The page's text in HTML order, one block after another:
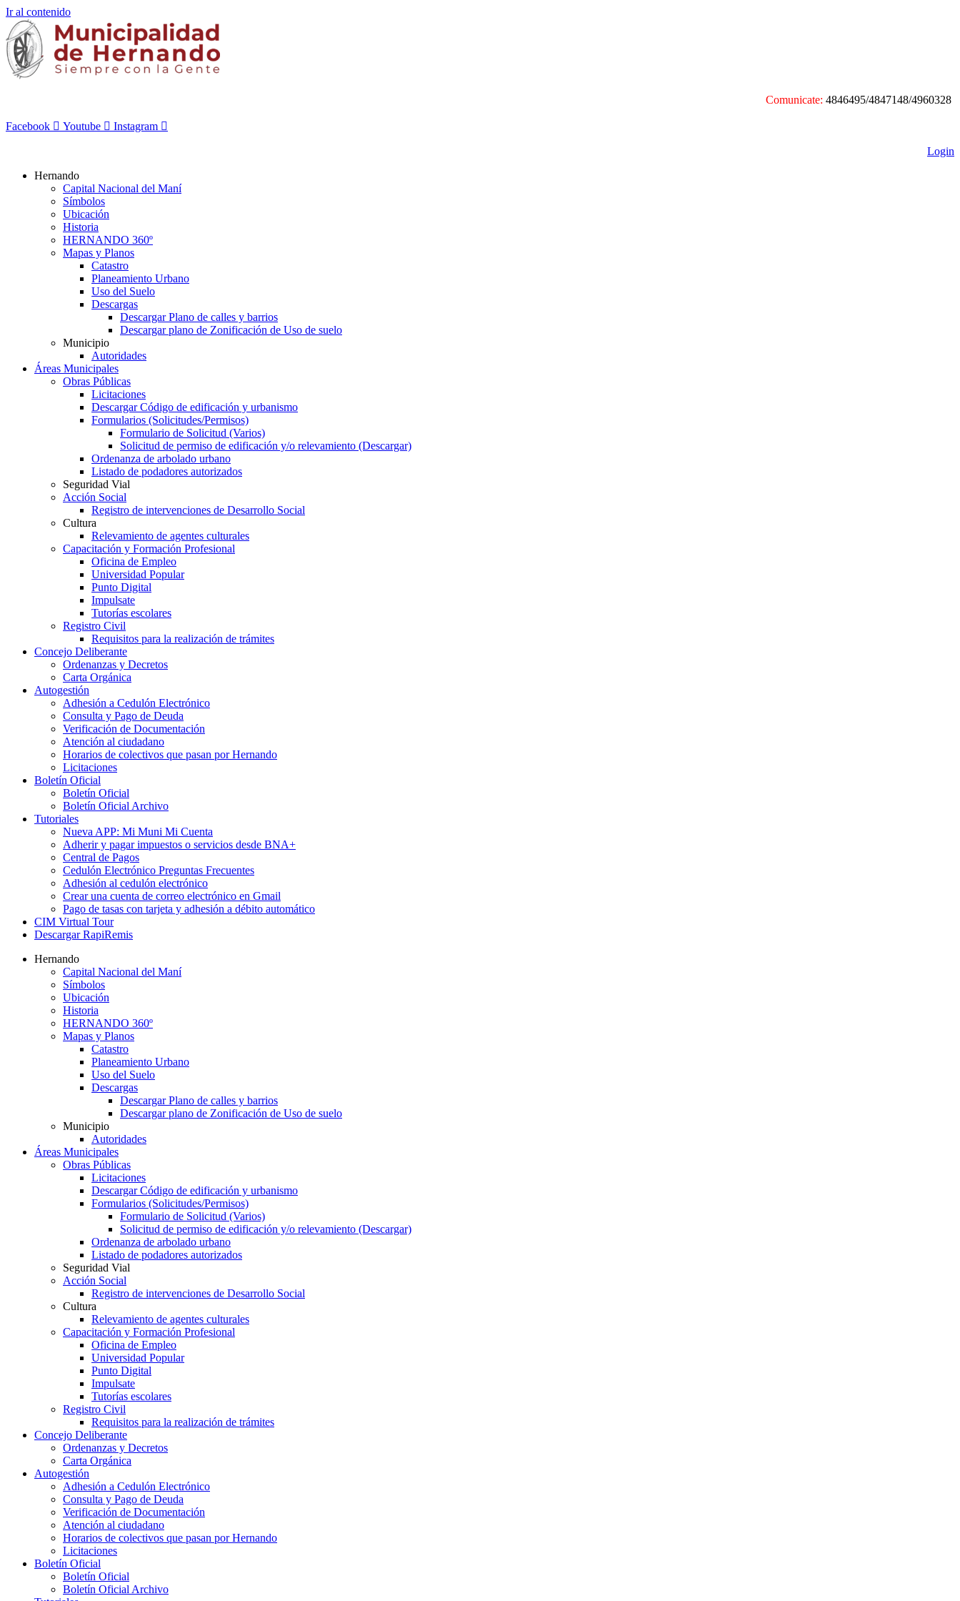
Ir al contenido
Comunicate: 4846495/4847148/4960328
Facebook Youtube Instagram
Login
Hernando
Capital Nacional del Maní
Símbolos
Ubicación
Historia
HERNANDO 360º
Mapas y Planos
Catastro
Planeamiento Urbano
Uso del Suelo
Descargas
Descargar Plano de calles y barrios
Descargar plano de Zonificación de Uso de suelo
Municipio
Autoridades
Áreas Municipales
Obras Públicas
Licitaciones
Descargar Código de edificación y urbanismo
Formularios (Solicitudes/Permisos)
Formulario de Solicitud (Varios)
Solicitud de permiso de edificación y/o relevamiento (Descargar)
Ordenanza de arbolado urbano
Listado de podadores autorizados
Seguridad Vial
Acción Social
Registro de intervenciones de Desarrollo Social
Cultura
Relevamiento de agentes culturales
Capacitación y Formación Profesional
Oficina de Empleo
Universidad Popular
Punto Digital
Impulsate
Tutorías escolares
Registro Civil
Requisitos para la realización de trámites
Concejo Deliberante
Ordenanzas y Decretos
Carta Orgánica
Autogestión
Adhesión a Cedulón Electrónico
Consulta y Pago de Deuda
Verificación de Documentación
Atención al ciudadano
Horarios de colectivos que pasan por Hernando
Licitaciones
Boletín Oficial
Boletín Oficial
Boletín Oficial Archivo
Tutoriales
Nueva APP: Mi Muni Mi Cuenta
Adherir y pagar impuestos o servicios desde BNA+
Central de Pagos
Cedulón Electrónico Preguntas Frecuentes
Adhesión al cedulón electrónico
Crear una cuenta de correo electrónico en Gmail
Pago de tasas con tarjeta y adhesión a débito automático
CIM Virtual Tour
Descargar RapiRemis
Hernando
Capital Nacional del Maní
Símbolos
Ubicación
Historia
HERNANDO 360º
Mapas y Planos
Catastro
Planeamiento Urbano
Uso del Suelo
Descargas
Descargar Plano de calles y barrios
Descargar plano de Zonificación de Uso de suelo
Municipio
Autoridades
Áreas Municipales
Obras Públicas
Licitaciones
Descargar Código de edificación y urbanismo
Formularios (Solicitudes/Permisos)
Formulario de Solicitud (Varios)
Solicitud de permiso de edificación y/o relevamiento (Descargar)
Ordenanza de arbolado urbano
Listado de podadores autorizados
Seguridad Vial
Acción Social
Registro de intervenciones de Desarrollo Social
Cultura
Relevamiento de agentes culturales
Capacitación y Formación Profesional
Oficina de Empleo
Universidad Popular
Punto Digital
Impulsate
Tutorías escolares
Registro Civil
Requisitos para la realización de trámites
Concejo Deliberante
Ordenanzas y Decretos
Carta Orgánica
Autogestión
Adhesión a Cedulón Electrónico
Consulta y Pago de Deuda
Verificación de Documentación
Atención al ciudadano
Horarios de colectivos que pasan por Hernando
Licitaciones
Boletín Oficial
Boletín Oficial
Boletín Oficial Archivo